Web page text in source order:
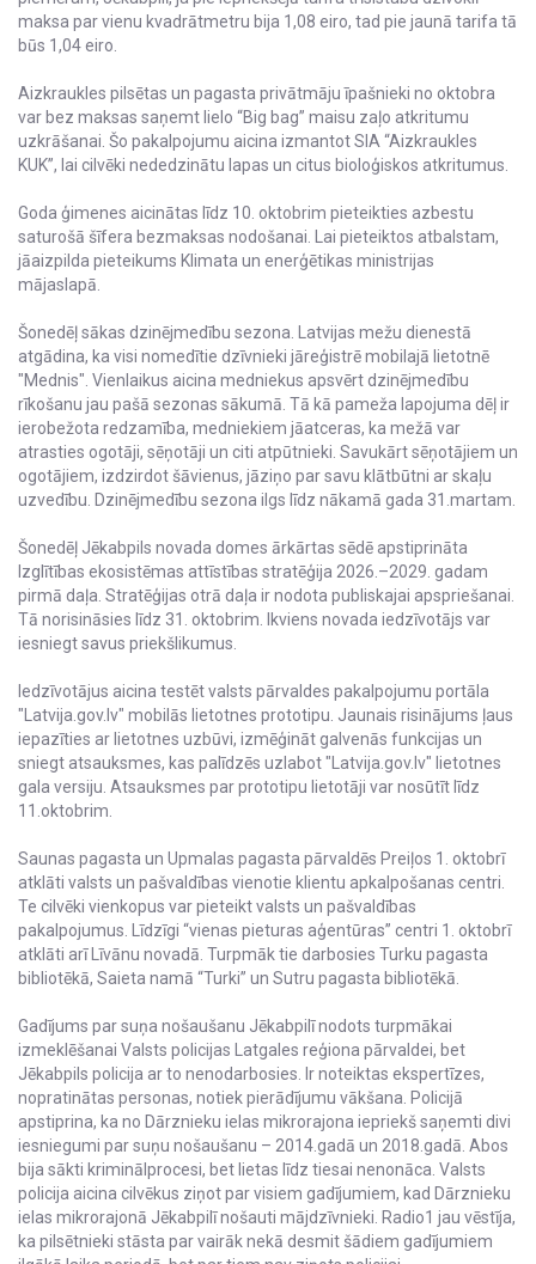
maksa par vienu kvadrātmetru bija 1,08 eiro, tad pie jaunā tarifa tā
būs 1,04 eiro.
Aizkraukles pilsētas un pagasta privātmāju īpašnieki no oktobra
var bez maksas saņemt lielo “Big bag” maisu zaļo atkritumu
uzkrāšanai. Šo pakalpojumu aicina izmantot SIA “Aizkraukles
KUK”, lai cilvēki nededzinātu lapas un citus bioloģiskos atkritumus.
Goda ģimenes aicinātas līdz 10. oktobrim pieteikties azbestu
saturošā šīfera bezmaksas nodošanai. Lai pieteiktos atbalstam,
jāaizpilda pieteikums Klimata un enerģētikas ministrijas
mājaslapā.
Šonedēļ sākas dzinējmedību sezona. Latvijas mežu dienestā
atgādina, ka visi nomedītie dzīvnieki jāreģistrē mobilajā lietotnē
"Mednis". Vienlaikus aicina medniekus apsvērt dzinējmedību
rīkošanu jau pašā sezonas sākumā. Tā kā pameža lapojuma dēļ ir
ierobežota redzamība, medniekiem jāatceras, ka mežā var
atrasties ogotāji, sēņotāji un citi atpūtnieki. Savukārt sēņotājiem un
ogotājiem, izdzirdot šāvienus, jāziņo par savu klātbūtni ar skaļu
uzvedību. Dzinējmedību sezona ilgs līdz nākamā gada 31.martam.
Šonedēļ Jēkabpils novada domes ārkārtas sēdē apstiprināta
Izglītības ekosistēmas attīstības stratēģija 2026.–2029. gadam
pirmā daļa. Stratēģijas otrā daļa ir nodota publiskajai apspriešanai.
Tā norisināsies līdz 31. oktobrim. Ikviens novada iedzīvotājs var
iesniegt savus priekšlikumus.
Iedzīvotājus aicina testēt valsts pārvaldes pakalpojumu portāla
"Latvija.gov.lv" mobilās lietotnes prototipu. Jaunais risinājums ļaus
iepazīties ar lietotnes uzbūvi, izmēģināt galvenās funkcijas un
sniegt atsauksmes, kas palīdzēs uzlabot "Latvija.gov.lv" lietotnes
gala versiju. Atsauksmes par prototipu lietotāji var nosūtīt līdz
11.oktobrim.
Saunas pagasta un Upmalas pagasta pārvaldēs Preiļos 1. oktobrī
atklāti valsts un pašvaldības vienotie klientu apkalpošanas centri.
Te cilvēki vienkopus var pieteikt valsts un pašvaldības
pakalpojumus. Līdzīgi “vienas pieturas aģentūras” centri 1. oktobrī
atklāti arī Līvānu novadā. Turpmāk tie darbosies Turku pagasta
bibliotēkā, Saieta namā “Turki” un Sutru pagasta bibliotēkā.
Gadījums par suņa nošaušanu Jēkabpilī nodots turpmākai
izmeklēšanai Valsts policijas Latgales reģiona pārvaldei, bet
Jēkabpils policija ar to nenodarbosies. Ir noteiktas ekspertīzes,
nopratinātas personas, notiek pierādījumu vākšana. Policijā
apstiprina, ka no Dārznieku ielas mikrorajona iepriekš saņemti divi
iesniegumi par suņu nošaušanu – 2014.gadā un 2018.gadā. Abos
bija sākti kriminālprocesi, bet lietas līdz tiesai nenonāca. Valsts
policija aicina cilvēkus ziņot par visiem gadījumiem, kad Dārznieku
ielas mikrorajonā Jēkabpilī nošauti mājdzīvnieki. Radio1 jau vēstīja,
ka pilsētnieki stāsta par vairāk nekā desmit šādiem gadījumiem